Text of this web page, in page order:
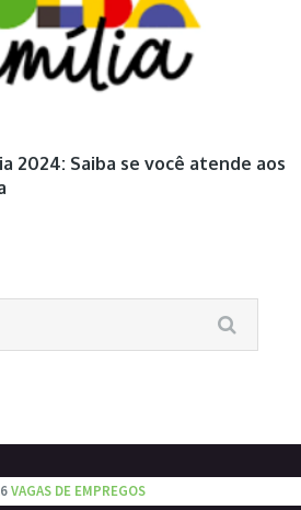
2024: Saiba se você atende aos
VAGAS DE EMPREGOS